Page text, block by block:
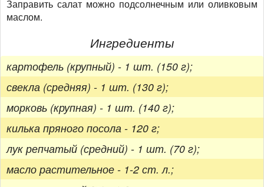
Заправить салат можно подсолнечным или оливковым
маслом.
Ингредиенты
картофель (крупный) - 1 шт. (150 г);
свекла (средняя) - 1 шт. (130 г);
морковь (крупная) - 1 шт. (140 г);
килька пряного посола - 120 г;
лук репчатый (средний) - 1 шт. (70 г);
масло растительное - 1-2 ст. л.;